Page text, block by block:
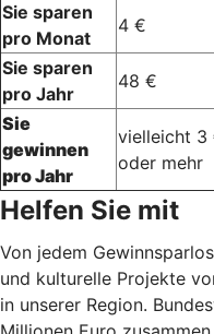
Sie sparen
pro Monat
4 €
Sie sparen
pro Jahr
48 €
Sie
gewinnen
pro Jahr
vielleicht 3
oder mehr
Helfen Sie mit
Von jedem
und kulturelle Projekte
in unserer Region.